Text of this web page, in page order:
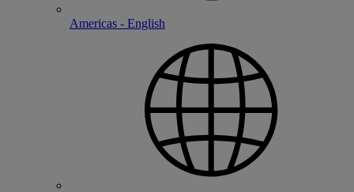
Americas - English